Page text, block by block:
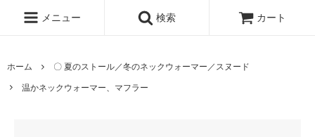
メニュー 検索 カート
ホーム
〇 夏のストール／冬のネックウォーマー／スヌード
温かネックウォーマー、マフラー